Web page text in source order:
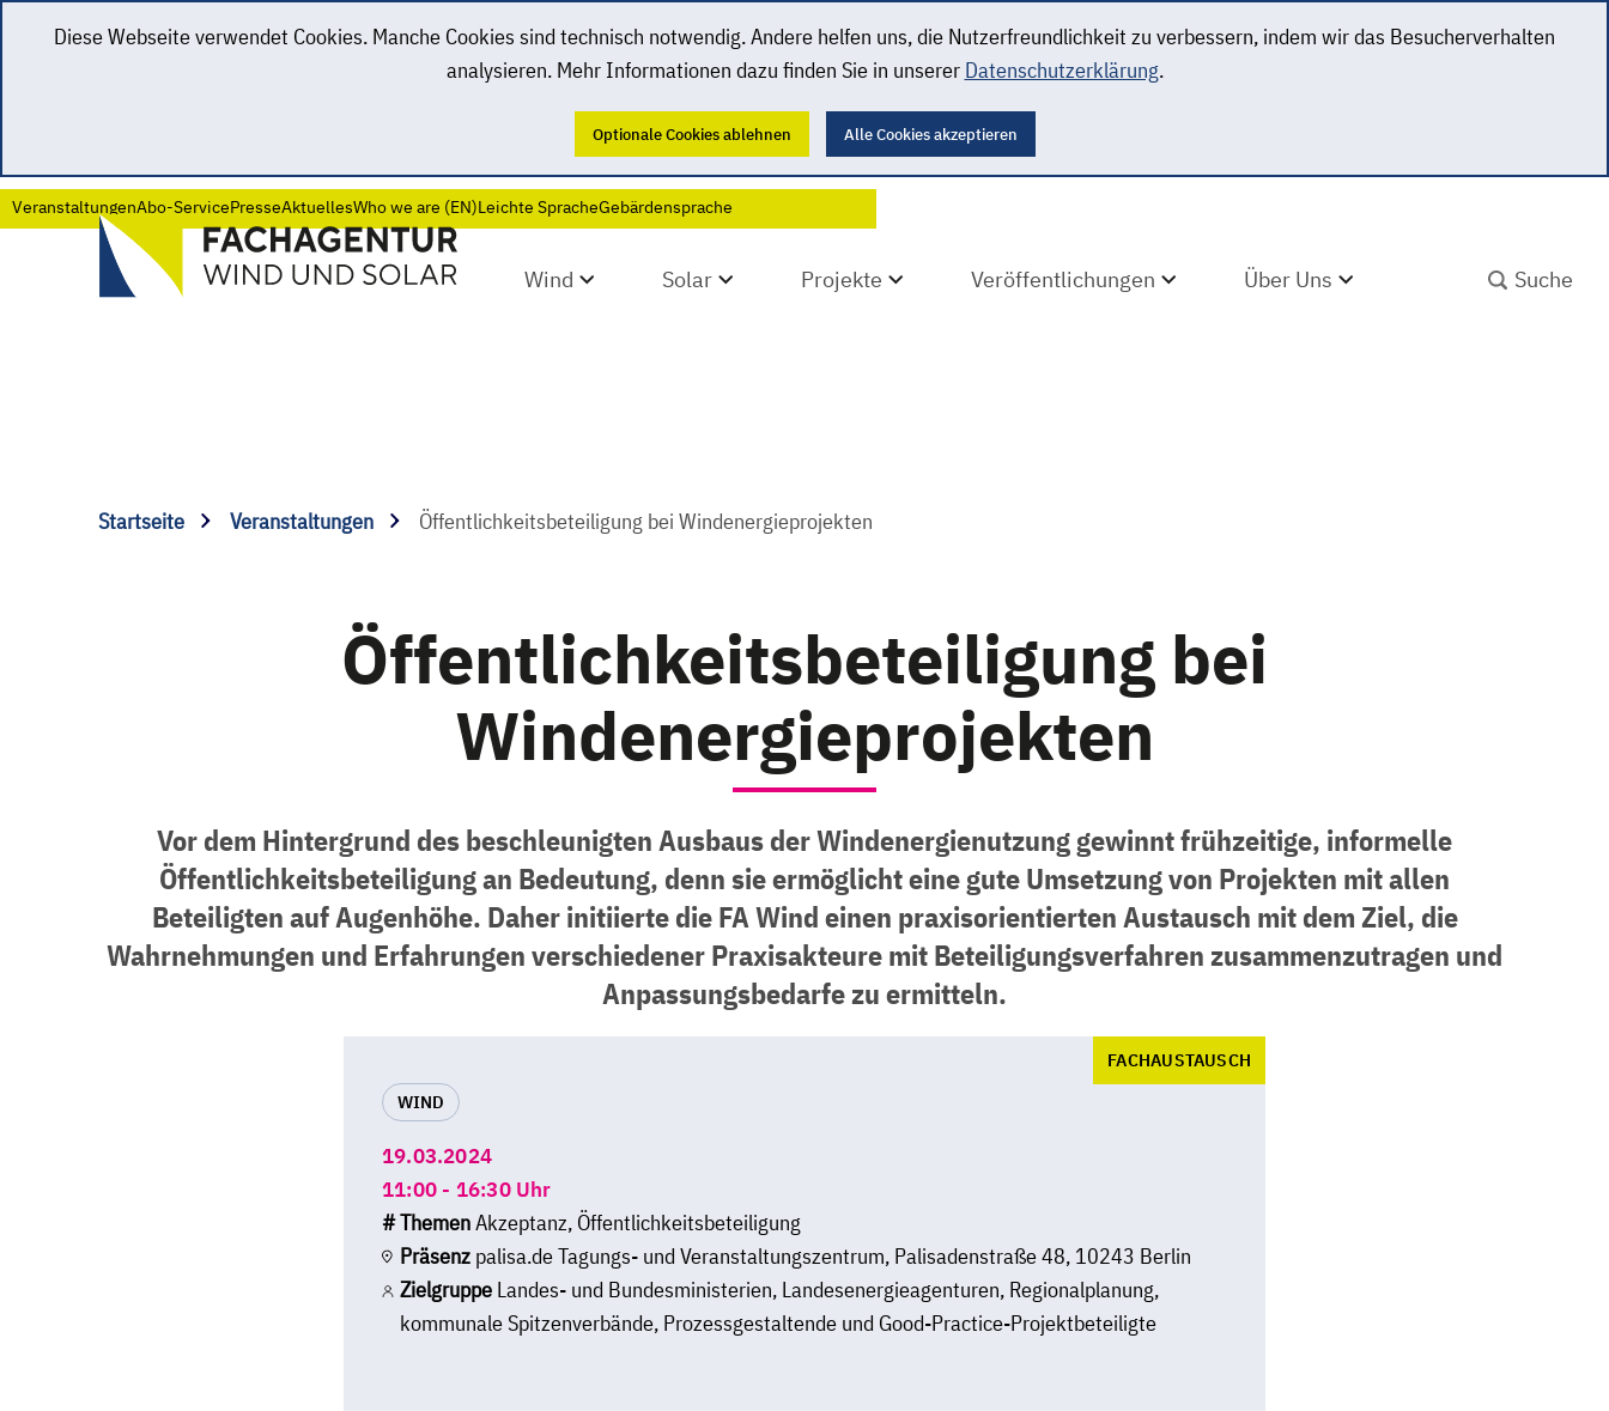
Diese Webseite verwendet Cookies. Manche Cookies sind technisch notwendig. Andere helfen uns, die Nutzerfreundlichkeit zu verbessern, indem wir das Besucherverhalten
analysieren. Mehr Informationen dazu finden Sie in unserer Datenschutzerklärung.
Optionale Cookies ablehnen Alle Cookies akzeptieren
VeranstaltungenAbo-ServicePresseAktuellesWho we are (EN)Leichte SpracheGebärdensprache
Wind Solar Projekte Veröffentlichungen Über Uns
Startseite Veranstaltungen Öffentlichkeitsbeteiligung bei Windenergieprojekten
Öffentlichkeitsbeteiligung bei
Windenergieprojekten
Vor dem Hintergrund des beschleunigten Ausbaus der Windenergienutzung gewinnt frühzeitige, informelle
Öffentlichkeitsbeteiligung an Bedeutung, denn sie ermöglicht eine gute Umsetzung von Projekten mit allen
Beteiligten auf Augenhöhe. Daher initiierte die FA Wind einen praxisorientierten Austausch mit dem Ziel, die
Wahrnehmungen und Erfahrungen verschiedener Praxisakteure mit Beteiligungsverfahren zusammenzutragen und
Anpassungsbedarfe zu ermitteln.
FACHAUSTAUSCH
WIND
19.03.2024
11:00 - 16:30 Uhr
# ThemenAkzeptanz, Öffentlichkeitsbeteiligung
Präsenz palisa.de Tagungs- und Veranstaltungszentrum, Palisadenstraße 48, 10243 Berlin
Zielgruppe Landes- und Bundesministerien, Landesenergieagenturen, Regionalplanung,
kommunale Spitzenverbände, Prozessgestaltende und Good-Practice-Projektbeteiligte